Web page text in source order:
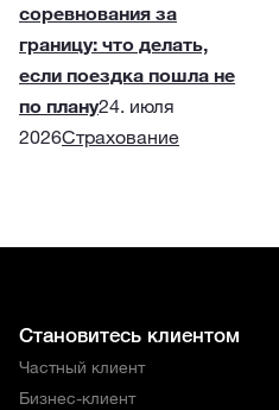
соревнования за
границу: что делать,
если поездка пошла не
по плану24. июля
2026Страхование
Становитесь клиентом
Частный клиент
Бизнес-клиент